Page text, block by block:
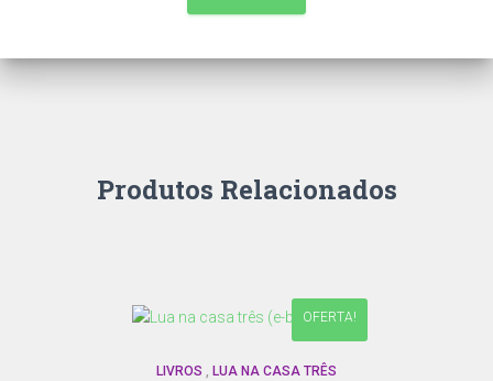
Produtos Relacionados
OFERTA!
LIVROS , LUA NA CASA TRÊS